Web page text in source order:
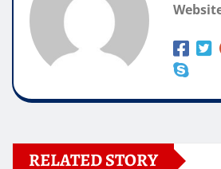
RELATED STORY